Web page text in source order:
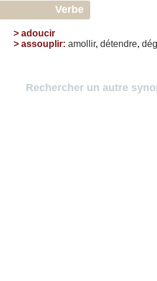
Verbe
> adoucir
> assouplir: amollir, détendre,
Rechercher un autre